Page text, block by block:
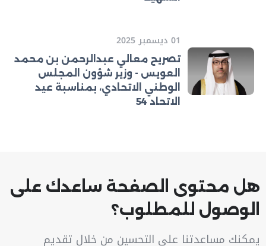
01 ديسمبر 2025
تصريح معالي عبدالرحمن بن محمد
العويس - وزير شؤون المجلس
الوطني الاتحادي، بمناسبة عيد
الاتحاد 54
هل محتوى الصفحة ساعدك على
الوصول للمطلوب؟
يمكنك مساعدتنا على التحسين من خلال تقديم